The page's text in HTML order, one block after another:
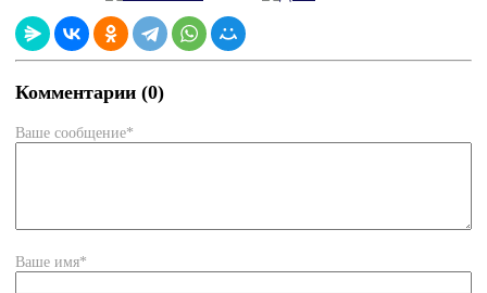
Комментарии (0)
Ваше сообщение*
Ваше имя*